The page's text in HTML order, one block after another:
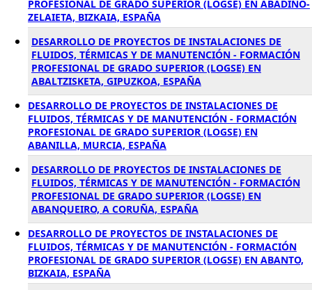
PROFESIONAL DE GRADO SUPERIOR (LOGSE) EN ABADIÑO-
ZELAIETA, BIZKAIA, ESPAÑA
DESARROLLO DE PROYECTOS DE INSTALACIONES DE
FLUIDOS, TÉRMICAS Y DE MANUTENCIÓN - FORMACIÓN
PROFESIONAL DE GRADO SUPERIOR (LOGSE) EN
ABALTZISKETA, GIPUZKOA, ESPAÑA
DESARROLLO DE PROYECTOS DE INSTALACIONES DE
FLUIDOS, TÉRMICAS Y DE MANUTENCIÓN - FORMACIÓN
PROFESIONAL DE GRADO SUPERIOR (LOGSE) EN
ABANILLA, MURCIA, ESPAÑA
DESARROLLO DE PROYECTOS DE INSTALACIONES DE
FLUIDOS, TÉRMICAS Y DE MANUTENCIÓN - FORMACIÓN
PROFESIONAL DE GRADO SUPERIOR (LOGSE) EN
ABANQUEIRO, A CORUÑA, ESPAÑA
DESARROLLO DE PROYECTOS DE INSTALACIONES DE
FLUIDOS, TÉRMICAS Y DE MANUTENCIÓN - FORMACIÓN
PROFESIONAL DE GRADO SUPERIOR (LOGSE) EN ABANTO,
BIZKAIA, ESPAÑA